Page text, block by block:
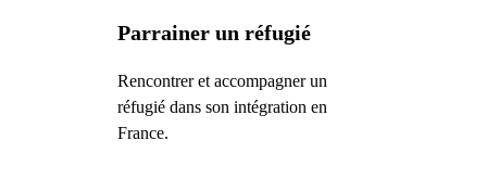
Parrainer un réfugié
Rencontrer et accompagner un
réfugié dans son intégration en
France.